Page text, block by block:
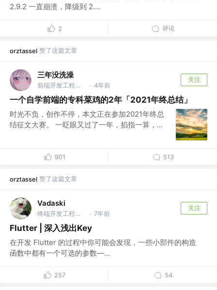
2.9.2 一直崩溃，降级到 2....
2 评论
orztassel 赞了这篇文章
三年没洗澡
前端开发工程师 @杭州某公司 · 4年前
关注
一个自学前端的专科菜鸡的2年「2021年终总结」
时光不负，创作不停，本文正在参加2021年终总
结征文大赛。 一眨眼又过了一年，掐指一算，...
901 513
orztassel 赞了这篇文章
Vadaski
终端开发工程师 @工程师 · 7年前
关注
Flutter | 深入浅出Key
在开发 Flutter 的过程中你可能会发现，一些小部件的构造
函数中都有一个可选的参数—...
257 54